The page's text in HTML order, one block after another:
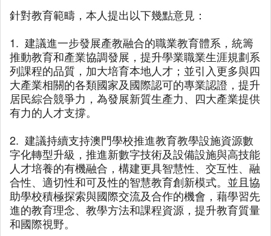
針對教育範疇，本人提出以下幾點意見：
1. 建議進一步發展產教融合的職業教育體系，統籌
推動教育和產業協調發展，提升學業職業生涯規劃系
列課程的品質，加大培育本地人才；並引入更多與四
大產業相關的各類國家及國際認可的專業認證，提升
居民綜合競爭力，為發展新質生產力、四大產業提供
有力的人才支撐。
2. 建議持續支持澳門學校推進教育教學設施資源數
字化轉型升級，推進新數字技術及設備設施與高技能
人才培養的有機融合，構建更具智慧性、交互性、融
合性、適切性和可及性的智慧教育創新模式。並且協
助學校積極探索與國際交流及合作的機會，藉學習先
進的教育理念、教學方法和課程資源，提升教育質量
和國際視野。